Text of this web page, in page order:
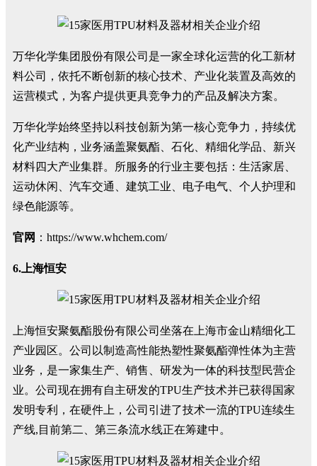
万华化学集团股份有限公司是一家全球化运营的化工新材
料公司，依托不断创新的核心技术、产业化装置及高效的
运营模式，为客户提供更具竞争力的产品及解决方案。
万华化学始终坚持以科技创新为第一核心竞争力，持续优
化产业结构，业务涵盖聚氨酯、石化、精细化学品、新兴
材料四大产业集群。所服务的行业主要包括：生活家居、
运动休闲、汽车交通、建筑工业、电子电气、个人护理和
绿色能源等。
官网 ：https://www.whchem.com/
6.上海恒安
上海恒安聚氨酯股份有限公司坐落在上海市金山精细化工
产业园区。公司以制造高性能热塑性聚氨酯弹性体为主营
业务，是一家集生产、销售、研发为一体的科技型民营企
业。公司现在拥有自主研发的TPU生产技术并已获得国家
发明专利，在硬件上，公司引进了技术一流的TPU连续生
产线,目前第二、第三条流水线正在筹建中。